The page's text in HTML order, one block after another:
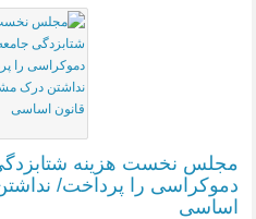
مجلس نخست هزینه
دموکراسی را پرداخت/
اساسی